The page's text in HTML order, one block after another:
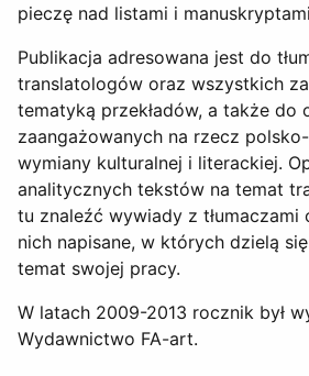
pieczę nad listami i
Publikacja adresowana jest do
translatologów oraz wszystkich
tematyką przekładów, a także do
zaangażowanych na rzecz
wymiany kulturalnej i literackiej.
analitycznych tekstów na temat
tu znaleźć wywiady z tłumaczami
nich napisane, w których dzielą
temat swojej pracy.
W latach 2009-2013 rocznik był
Wydawnictwo FA-art.